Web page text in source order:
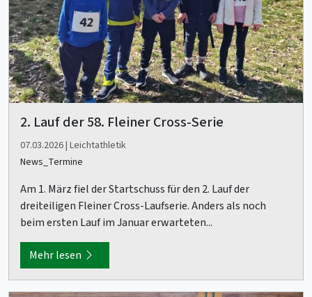
2. Lauf der 58. Fleiner Cross-Serie
07.03.2026 | Leichtathletik
News_Termine
Am 1. März fiel der Startschuss für den 2. Lauf der
dreiteiligen Fleiner Cross-Laufserie. Anders als noch
beim ersten Lauf im Januar erwarteten...
Mehr lesen